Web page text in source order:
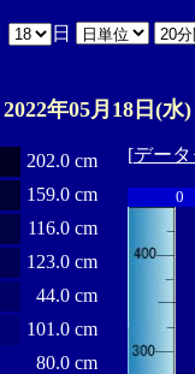
日
2022年05月18日(水)
202.0 cm
159.0 cm
116.0 cm
123.0 cm
44.0 cm
101.0 cm
80.0 cm
[デー
0